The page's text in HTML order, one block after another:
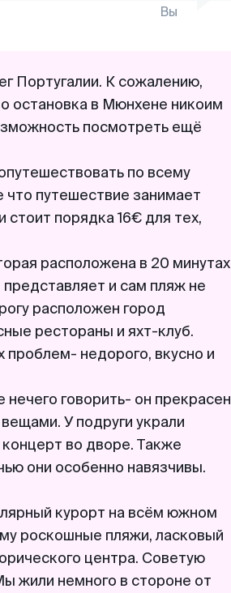
Вы
Португалии. К сожалению,
остановка в Мюнхене никоим
посмотреть ещё
по всему
что путешествие занимает
порядка 16€ для тех,
расположена в 20 минутах
и сам пляж не
расположен город
рестораны и яхт-клуб.
недорого, вкусно и
говорить- он прекрасен
У подруги украли
во дворе. Также
они особенно навязчивы.
курорт на всём южном
роскошные пляжи, ласковый
центра. Советую
жили немного в стороне от